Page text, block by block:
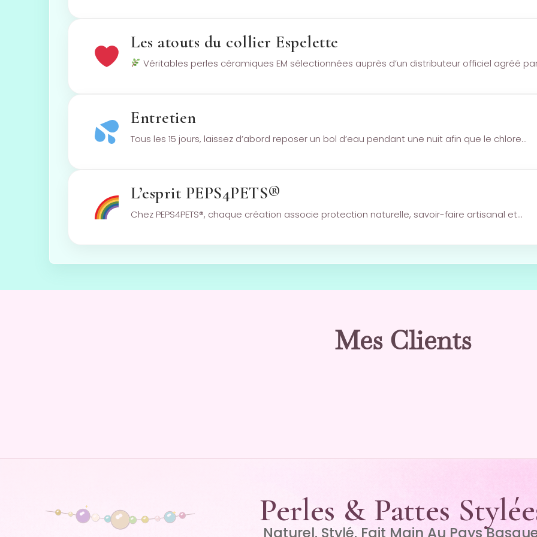
Les atouts du collier Espelette
Véritables perles céramiques EM sélectionnées auprès d’un distributeur officiel agréé
Entretien
Tous les 15 jours, laissez d’abord reposer un bol d’eau pendant une nuit afin que le chlore…
L’esprit PEPS4PETS®
Chez PEPS4PETS®, chaque création associe protection naturelle, savoir-faire artisanal et…
Mes Clients
Perles & Pattes
Naturel. Stylé. Fait Main Au Pays